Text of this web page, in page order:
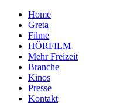
Home
Greta
Filme
HÖRFILM
Mehr Freizeit
Branche
Kinos
Presse
Kontakt